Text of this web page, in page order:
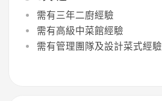
需有三年二廚經驗
需有高級中菜館經驗
需有管理團隊及設計菜式經驗